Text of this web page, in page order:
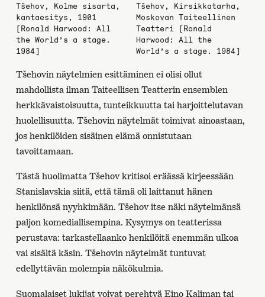
Tšehov, Kolme sisarta,
kantaesitys, 1901
[Ronald Harwood: All
the World’s a stage.
1984]
Tšehov, Kirsikkatarha,
Moskovan Taiteellinen
Teatteri [Ronald
Harwood: All the
World’s a stage. 1984]
Tšehovin näytelmien esittäminen ei olisi ollut
mahdollista ilman Taiteellisen Teatterin ensemblen
herkkävaistoisuutta, tunteikkuutta tai harjoittelutavan
huolellisuutta. Tšehovin näytelmät toimivat ainoastaan,
jos henkilöiden sisäinen elämä onnistutaan
tavoittamaan.
Tästä huolimatta Tšehov kritisoi eräässä kirjeessään
Stanislavskia siitä, että tämä oli laittanut hänen
henkilönsä nyyhkimään. Tšehov itse näki näytelmänsä
paljon komediallisempina. Kysymys on teatterissa
perustava: tarkastellaanko henkilöitä enemmän ulkoa
vai sisältä käsin. Tšehovin näytelmät tuntuvat
edellyttävän molempia näkökulmia.
Suomalaiset lukijat voivat perehtyä Eino Kaliman tai